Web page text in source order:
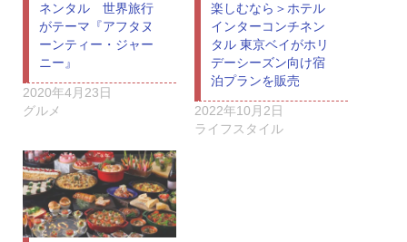
ネンタル 世界旅行
がテーマ『アフタヌ
ーンティー・ジャー
ニー』
2020年4月23日
グルメ
楽しむなら＞ホテル
インターコンチネン
タル 東京ベイがホリ
デーシーズン向け宿
泊プランを販売
2022年10月2日
ライフスタイル